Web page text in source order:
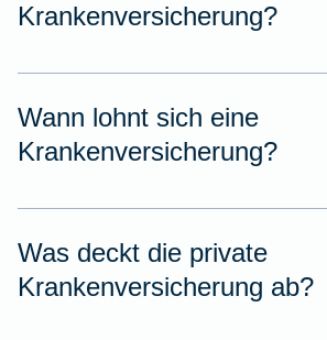
Krankenversicherung?
Wann lohnt sich eine
Krankenversicherung?
Was deckt die private
Krankenversicherung ab?